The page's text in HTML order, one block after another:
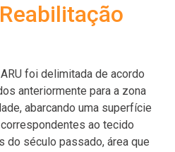
foi delimitada de acordo
anteriormente para a zona
abarcando uma superfície
ao tecido
do século passado, área que